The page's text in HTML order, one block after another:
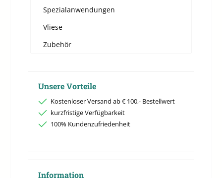
Spezialanwendungen
Vliese
Zubehör
Unsere Vorteile
Kostenloser Versand ab € 100,- Bestellwert
kurzfristige Verfügbarkeit
100% Kundenzufriedenheit
Information